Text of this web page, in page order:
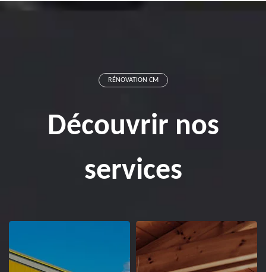
RÉNOVATION CM
Découvrir nos
services